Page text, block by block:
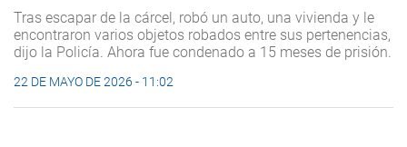
Tras escapar de la cárcel, robó un auto, una vivienda y le
encontraron varios objetos robados entre sus pertenencias,
dijo la Policía. Ahora fue condenado a 15 meses de prisión.
22 DE MAYO DE 2026 - 11:02